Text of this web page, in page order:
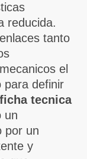
reducida.
tanto
el
para definir
ficha tecnica
un
por un
y